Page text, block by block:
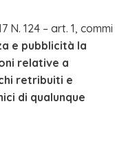
124 – art. 1, commi
e pubblicità la
relative a
retribuiti e
di qualunque